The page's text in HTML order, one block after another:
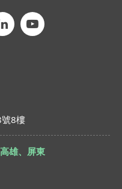
8樓
雄、屏東